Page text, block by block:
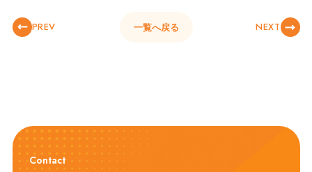
PREV 一覧へ戻る NEXT
Contact